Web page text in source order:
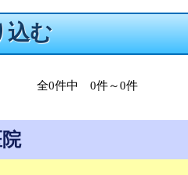
込む
全0件中 0件～0件